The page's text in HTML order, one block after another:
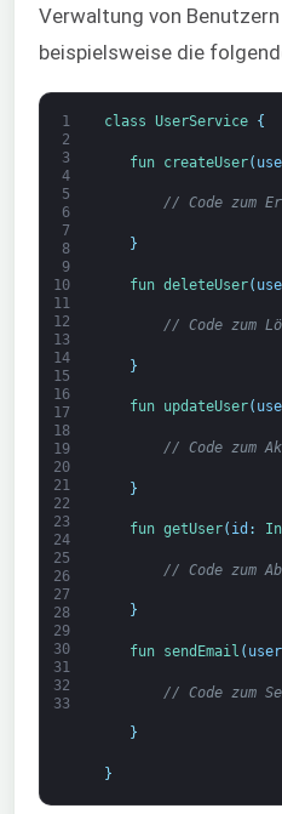
Verwaltung von
beispielsweise die
1
2
3
4
5
6
7
8
9
10
11
12
13
14
15
16
17
18
19
20
21
22
23
24
25
26
27
28
29
30
31
32
33
class UserService {
fun createUser(
// Code zum
}
fun deleteUser(
// Code zum
}
fun updateUser(
// Code zum
}
fun getUser( id :
// Code zum
}
fun sendEmail ( user
// Code zum
}
}